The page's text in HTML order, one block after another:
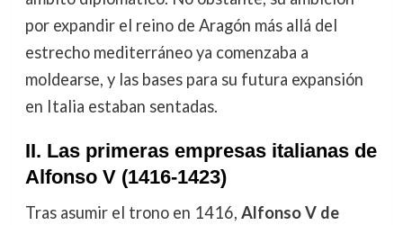
por expandir el reino de Aragón más allá del
estrecho mediterráneo ya comenzaba a
moldearse, y las bases para su futura expansión
en Italia estaban sentadas.
II. Las primeras empresas italianas de
Alfonso V (1416-1423)
Tras asumir el trono en 1416, Alfonso V de